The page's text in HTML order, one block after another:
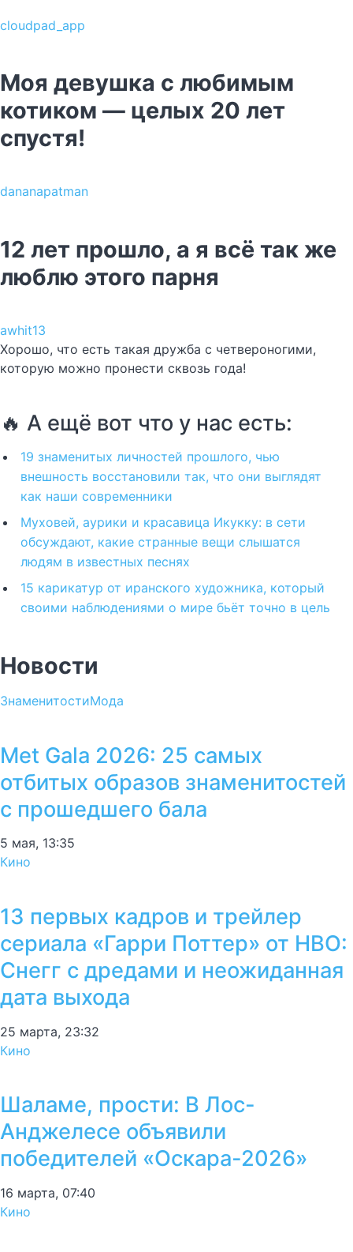
cloudpad_app
Моя девушка с любимым
котиком — целых 20 лет
спустя!
dananapatman
12 лет прошло, а я всё так же
люблю этого парня
awhit13
Хорошо, что есть такая дружба с четвероногими,
которую можно пронести сквозь года!
🔥 А ещё вот что у нас есть:
19 знаменитых личностей прошлого, чью
внешность восстановили так, что они выглядят
как наши современники
Муховей, аурики и красавица Икукку: в сети
обсуждают, какие странные вещи слышатся
людям в известных песнях
15 карикатур от иранского художника, который
своими наблюдениями о мире бьёт точно в цель
Новости
ЗнаменитостиМода
Met Gala 2026: 25 самых
отбитых образов знаменитостей
с прошедшего бала
5 мая, 13:35
Кино
13 первых кадров и трейлер
сериала «Гарри Поттер» от HBO:
Снегг с дредами и неожиданная
дата выхода
25 марта, 23:32
Кино
Шаламе, прости: В Лос-
Анджелесе объявили
победителей «Оскара-2026»
16 марта, 07:40
Кино